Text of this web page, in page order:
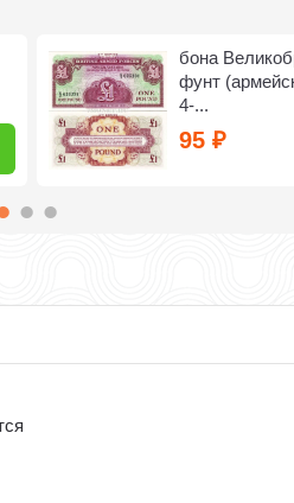
бона
фунт
4-...
95₽